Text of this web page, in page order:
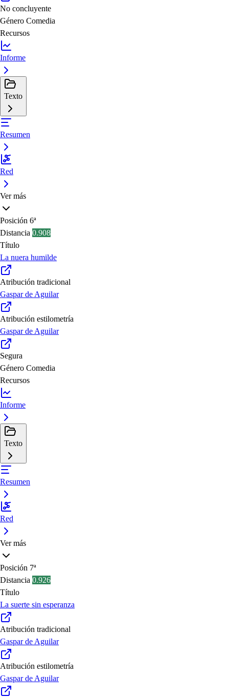
No concluyente
Género Comedia
Recursos
Informe
Texto
Resumen
Red
Ver más
Posición 6ª
Distancia 0.908
Título
La nuera humilde
Atribución tradicional
Gaspar de Aguilar
Atribución estilometría
Gaspar de Aguilar
Segura
Género Comedia
Recursos
Informe
Texto
Resumen
Red
Ver más
Posición 7ª
Distancia 0.926
Título
La suerte sin esperanza
Atribución tradicional
Gaspar de Aguilar
Atribución estilometría
Gaspar de Aguilar